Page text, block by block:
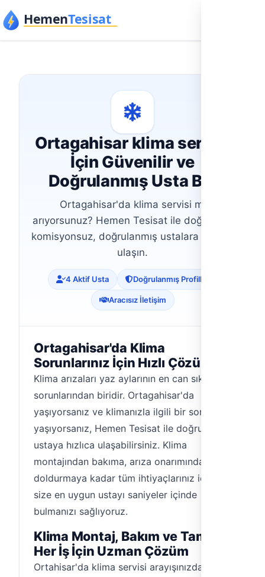
İçeriğe geç
Ortagahisar klima servisi
İçin Güvenilir ve
Doğrulanmış Usta Bul
Ortagahisar'da klima servisi mi
arıyorsunuz? Hemen Tesisat ile doğrudan,
komisyonsuz, doğrulanmış ustalara anında
ulaşın.
4 Aktif Usta Doğrulanmış Profiller
Aracısız İletişim
Ortagahisar'da Klima
Sorunlarınız İçin Hızlı Çözüm
Klima arızaları yaz aylarının en can sıkıcı
sorunlarından biridir. Ortagahisar'da
yaşıyorsanız ve klimanızla ilgili bir sorun
yaşıyorsanız, Hemen Tesisat ile doğru
ustaya hızlıca ulaşabilirsiniz. Klima
montajından bakıma, arıza onarımından gaz
doldurmaya kadar tüm ihtiyaçlarınız için
size en uygun ustayı saniyeler içinde
bulmanızı sağlıyoruz.
Klima Montaj, Bakım ve Tamir:
Her İş İçin Uzman Çözüm
Ortahisar'da klima servisi arayışınızda, farklı